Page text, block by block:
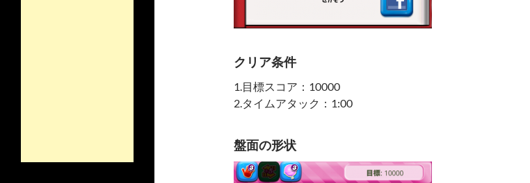
クリア条件
1.目標スコア：10000
2.タイムアタック：1:00
盤面の形状